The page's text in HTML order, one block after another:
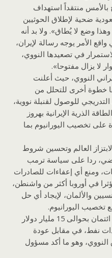
منتقداً استهداف
ضحية لإطلاق الحوثيين
وضع لا يُطاق». ولا بد أنه
الأمر يوجه رسالة لإيران،
في تصعيدها النووي،
لا يزال مفتوحا».
النووي، حيث أعلنت
خطوة أخرى للتحلل من
التدريجي للوصول لقنبلة نووية،
الذرية الإيرانية بهروز
على تخصيب اليورانيوم بما
لابتزاز العالم وتحسين شروط
ردا على سياسة ترمب
ومنع أي إعفاءات للصادرات
في أوروبا أكثر من واشنطن،
والألمان، لإيجاد أي حل
تخصيب اليورانيوم.
حيث اقترحت فرنسا تقديم خطوط ائتمان بحوالى 15 مليار دولار
نفط، في مقابل عودة
النووي، وهو ما أكد مسؤول